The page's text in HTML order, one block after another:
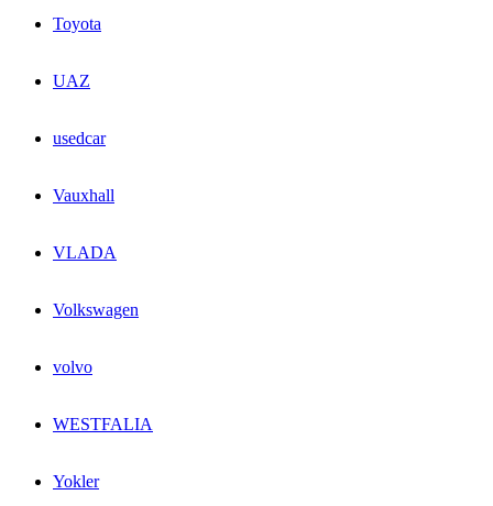
Toyota
UAZ
usedcar
Vauxhall
VLADA
Volkswagen
volvo
WESTFALIA
Yokler